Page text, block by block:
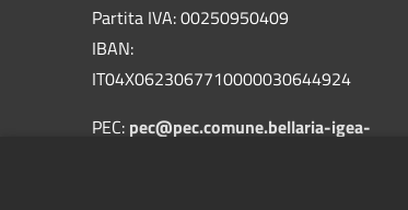
Partita IVA: 00250950409
IBAN:
IT04X0623067710000030644924
PEC: pec@pec.comune.bellaria-igea-